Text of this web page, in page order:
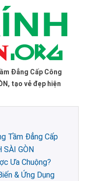
Đẳng Cấp Công
tạo vẻ đẹp hiện
Tầm Đẳng Cấp
SÀI GÒN
Ưa Chuộng?
& Ứng Dụng